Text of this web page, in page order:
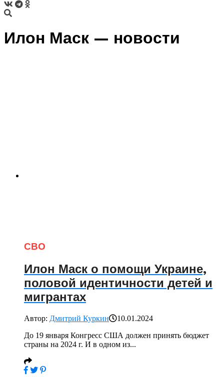
Илон Маск — новости
СВО
Илон Маск о помощи Украине,
половой идентичности детей и
мигрантах
Автор: Дмитрий Куркин
10.01.2024
До 19 января Конгресс США должен принять бюджет
страны на 2024 г. И в одном из...